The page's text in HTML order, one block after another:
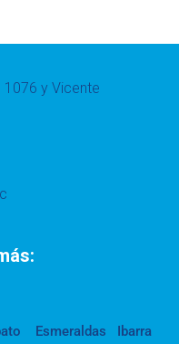
1076 y Vicente
Esmeraldas Ibarra